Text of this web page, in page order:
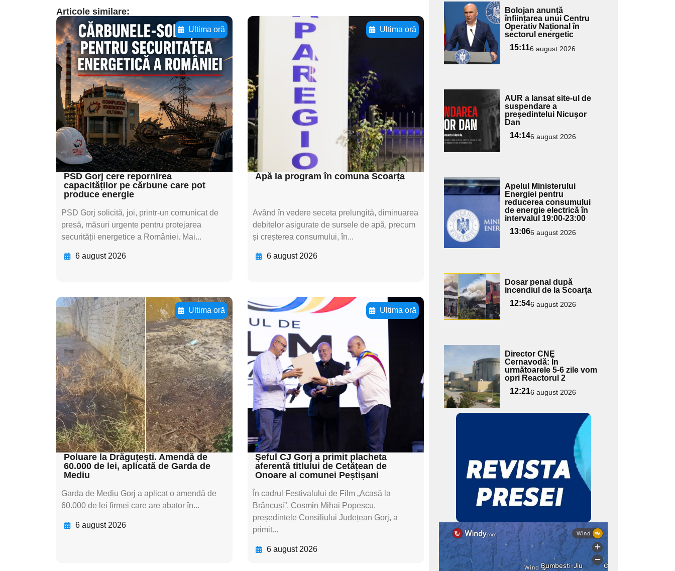
Articole similare:
Ultima oră
Adaugă aici textul
pentru
subtitluAdaugă aici
textul pentru
subtitluAdaugă aici
textul pentru
subtitluAdaugă aici
textul pentru subti
PSD Gorj cere repornirea
capacităților pe cărbune care pot
produce energie
PSD Gorj solicită, joi, printr-un comunicat de
presă, măsuri urgente pentru protejarea
securității energetice a României. Mai...
6 august 2026
Ultima oră
Adaugă aici textul
pentru
subtitluAdaugă aici
textul pentru
subtitluAdaugă aici
textul pentru
subtitluAdaugă aici
textul pentru subti
Apă la program în comuna Scoarța
Având în vedere seceta prelungită, diminuarea
debitelor asigurate de sursele de apă, precum
și creșterea consumului, în...
6 august 2026
Ultima oră
Adaugă aici textul
pentru
subtitluAdaugă aici
textul pentru
subtitluAdaugă aici
textul pentru
subtitluAdaugă aici
textul pentru subti
Poluare la Drăguțești. Amendă de
60.000 de lei, aplicată de Garda de
Mediu
Garda de Mediu Gorj a aplicat o amendă de
60.000 de lei firmei care are abator în...
6 august 2026
Ultima oră
Adaugă aici textul
pentru
subtitluAdaugă aici
textul pentru
subtitluAdaugă aici
textul pentru
subtitluAdaugă aici
textul pentru subti
Șeful CJ Gorj a primit placheta
aferentă titlului de Cetățean de
Onoare al comunei Peștișani
În cadrul Festivalului de Film „Acasă la
Brâncuși”, Cosmin Mihai Popescu,
președintele Consiliului Județean Gorj, a
primit...
6 august 2026
Adaugă
aici textul
pentru
subtitlu
Bolojan anunță
înființarea unui Centru
Operativ Național în
sectorul energetic
15:116 august 2026
aici textul
pentru
subtitlu
AUR a lansat site-ul de
suspendare a
preşedintelui Nicuşor
Dan
14:146 august 2026
Adaugă
aici textul
pentru
subtitlu
Apelul Ministerului
Energiei pentru
reducerea consumului
de energie electrică în
intervalul 19:00-23:00
13:066 august 2026
Adaugă
aici textul
pentru
subtitlu
Dosar penal după
incendiul de la Scoarța
12:546 august 2026
Adaugă
aici textul
pentru
subtitlu
Director CNE
Cernavodă: În
următoarele 5-6 zile vom
opri Reactorul 2
12:216 august 2026